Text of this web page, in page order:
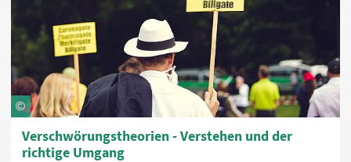
Verschwörungstheorien - Verstehen und der
richtige Umgang